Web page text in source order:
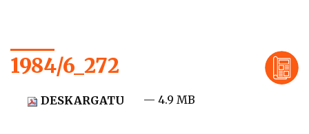
1984/6_272
DESKARGATU — 4.9 MB